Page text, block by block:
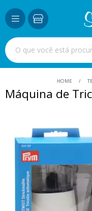
HOME
Máquina de